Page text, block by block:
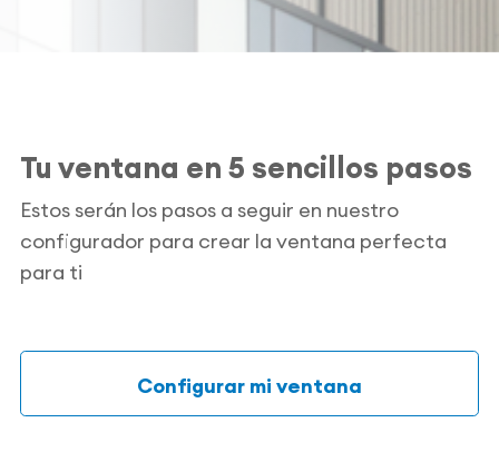
Tu ventana en 5 sencillos pasos
Estos serán los pasos a seguir en nuestro
configurador para crear la ventana perfecta
para ti
Configurar mi ventana